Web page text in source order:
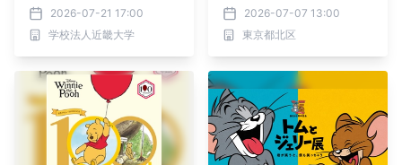
2期生の探究成果を発表
2026-07-21 17:00
学校法人近畿大学
芥川龍之介のひみつ」がは
じまりました
2026-07-07 13:00
東京都北区